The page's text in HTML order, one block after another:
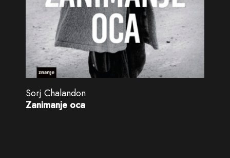
Sorj Chalandon
Zanimanje oca